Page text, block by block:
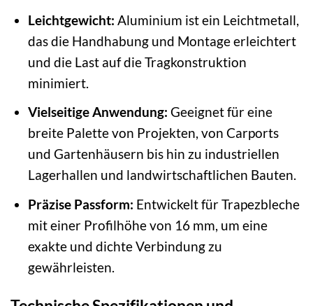
Leichtgewicht: Aluminium ist ein Leichtmetall,
das die Handhabung und Montage erleichtert
und die Last auf die Tragkonstruktion
minimiert.
Vielseitige Anwendung: Geeignet für eine
breite Palette von Projekten, von Carports
und Gartenhäusern bis hin zu industriellen
Lagerhallen und landwirtschaftlichen Bauten.
Präzise Passform: Entwickelt für Trapezbleche
mit einer Profilhöhe von 16 mm, um eine
exakte und dichte Verbindung zu
gewährleisten.